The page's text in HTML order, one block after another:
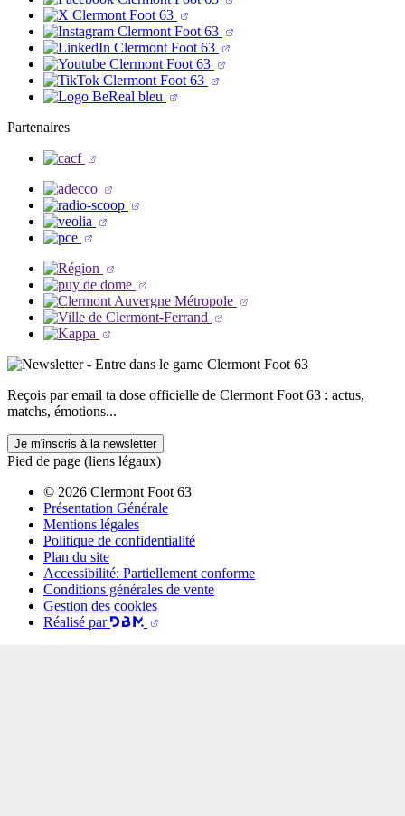
Partenaires
Reçois par email ta dose officielle de Clermont Foot 63 : actus,
matchs, émotions...
Je m'inscris à la newsletter
Pied de page (liens légaux)
© 2026 Clermont Foot 63
Présentation Générale
Mentions légales
Politique de confidentialité
Plan du site
Accessibilité: Partiellement conforme
Conditions générales de vente
Gestion des cookies
Réalisé par